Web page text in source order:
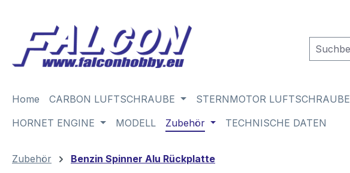
Home CARBON LUFTSCHRAUBE STERNMOTOR LUFTSCHRAUBE
HORNET ENGINE
MODELL Zubehör TECHNISCHE DATEN
Zubehör Benzin Spinner Alu Rückplatte